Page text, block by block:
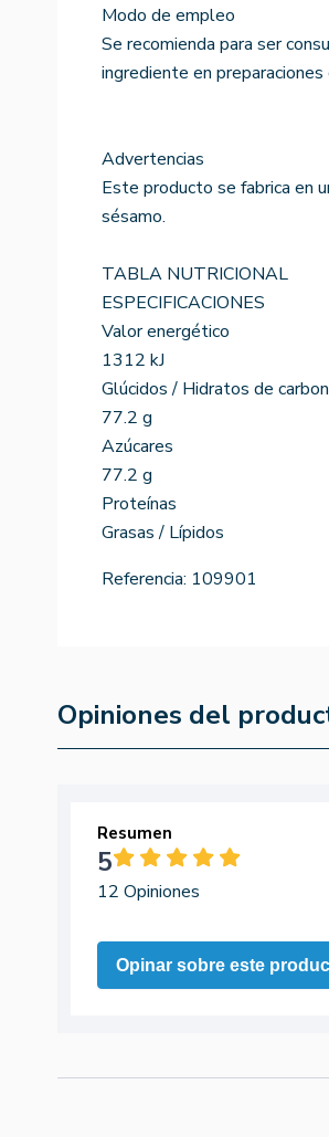
Modo de empleo
Se recomienda para ser
ingrediente en preparaciones
Advertencias
Este producto se fabrica en
sésamo.
TABLA NUTRICIONAL
ESPECIFICACIONES
Valor energético
1312 kJ
Glúcidos / Hidratos de
77.2 g
Azúcares
77.2 g
Proteínas
Grasas / Lípidos
Referencia: 109901
Opiniones del
Resumen
5
12 Opiniones
Opinar sobre este